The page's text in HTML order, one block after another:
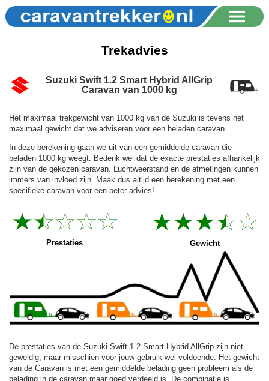
Trekadvies
Suzuki Swift 1.2 Smart Hybrid AllGrip
Caravan van 1000 kg
Het maximaal trekgewicht van 1000 kg van de Suzuki is tevens het
maximaal gewicht dat we adviseren voor een beladen caravan.
In deze berekening gaan we uit van een gemiddelde caravan die
beladen 1000 kg weegt. Bedenk wel dat de exacte prestaties afhankelijk
zijn van de gekozen caravan. Luchtweerstand en de afmetingen kunnen
immers van invloed zijn. Maak dus altijd een berekening met een
specifieke caravan voor een beter advies!
Prestaties Gewicht
De prestaties van de Suzuki Swift 1.2 Smart Hybrid AllGrip zijn niet
geweldig, maar misschien voor jouw gebruik wel voldoende. Het gewicht
van de Caravan is met een gemiddelde belading geen probleem als de
belading in de caravan maar goed verdeeld is. De combinatie is